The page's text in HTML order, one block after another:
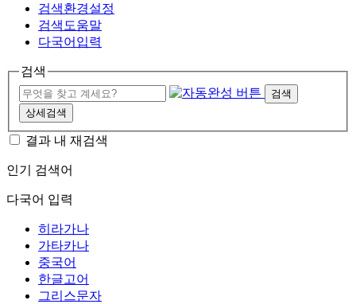
검색환경설정
검색도움말
다국어입력
검색
검색
상세검색
결과 내 재검색
인기 검색어
다국어 입력
히라가나
가타카나
중국어
한글고어
그리스문자